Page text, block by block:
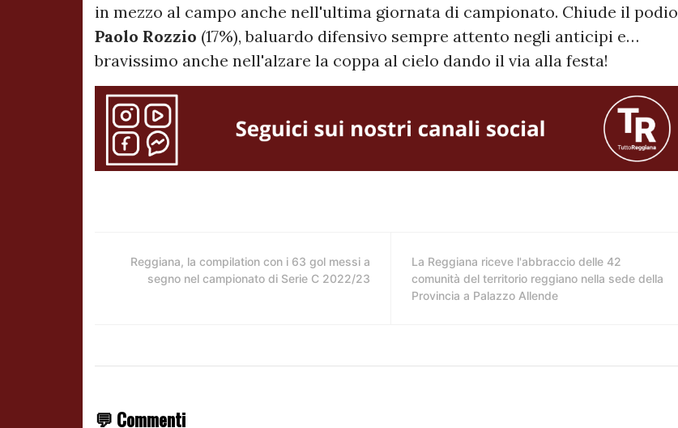
in mezzo al campo anche nell'ultima giornata di campionato. Chiude il podio
Paolo Rozzio (17%), baluardo difensivo sempre attento negli anticipi e…
bravissimo anche nell'alzare la coppa al cielo dando il via alla festa!
Reggiana, la compilation con i 63 gol messi a
segno nel campionato di Serie C 2022/23
La Reggiana riceve l'abbraccio delle 42
comunità del territorio reggiano nella sede della
Provincia a Palazzo Allende
💬 Commenti